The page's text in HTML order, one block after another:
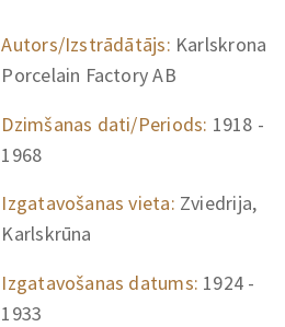
Autors/Izstrādātājs: Karlskrona
Porcelain Factory AB
Dzimšanas dati/Periods: 1918 -
1968
Izgatavošanas vieta: Zviedrija,
Karlskrūna
Izgatavošanas datums: 1924 -
1933